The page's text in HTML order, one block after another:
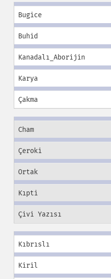
Bugice
Buhid
Kanadalı_Aborijin
Karya
Çakma
Cham
Çeroki
Ortak
Kıpti
Çivi Yazısı
Kıbrıslı
Kiril